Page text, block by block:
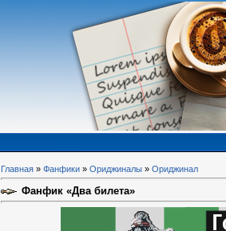
Главная » Фанфики » Ориджиналы » Ориджинал
Фанфик «Два билета»